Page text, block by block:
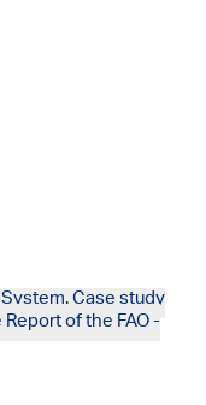
Case study
of the FAO -